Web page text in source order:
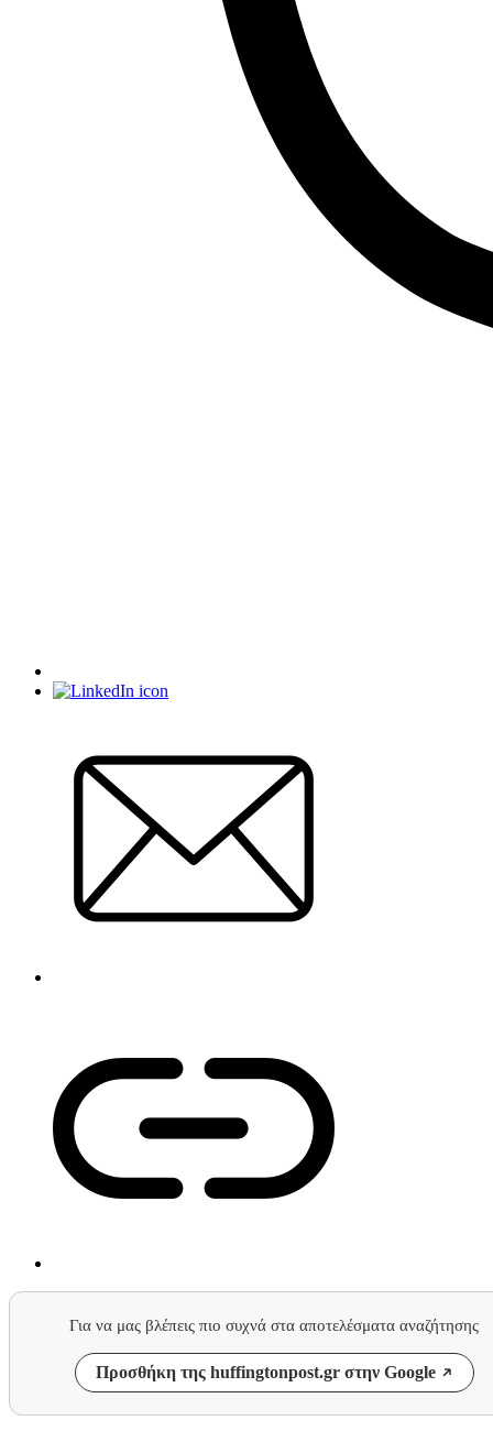
Για να μας βλέπεις πιο συχνά στα αποτελέσματα αναζήτησης
Προσθήκη της huffingtonpost.gr στην Google